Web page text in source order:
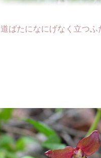
道ばたになにげなく立つ